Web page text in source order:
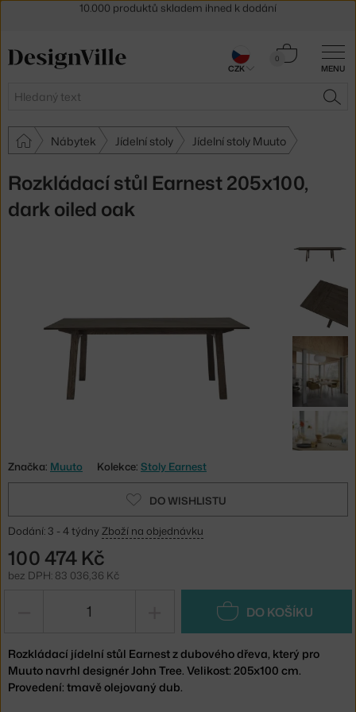
MENU
Hledat
0
Košík
Nábytek Jídelní stoly Jídelní stoly Muuto
Rozkládací stůl Earnest 205x100,
dark oiled oak
Značka: Muuto Kolekce: Stoly Earnest
DO WISHLISTU
Dodání: 3 - 4 týdny Zboží na objednávku
100 474 Kč
bez DPH: 83 036,36 Kč
DO KOŠÍKU
Rozkládací jídelní stůl Earnest z dubového dřeva, který pro
Muuto navrhl designér John Tree. Velikost: 205x100 cm.
Provedení: tmavě olejovaný dub.
30 dní na vrácení zboží
CZK